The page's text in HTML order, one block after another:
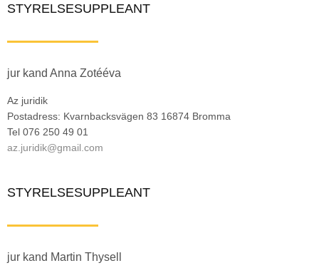
STYRELSESUPPLEANT
jur kand Anna Zotééva
Az juridik
Postadress: Kvarnbacksvägen 83 16874 Bromma
Tel 076 250 49 01
az.juridik@gmail.com
STYRELSESUPPLEANT
jur kand Martin Thysell